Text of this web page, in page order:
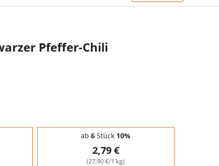
Pfeffer-Chili
ab 6 Stück 10%
2,79 €
(27,90 €/1 kg)